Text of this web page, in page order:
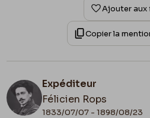
Ajouter aux
Copier la
Expéditeur
Félicien Rops
1833/07/07 - 1898/08/23